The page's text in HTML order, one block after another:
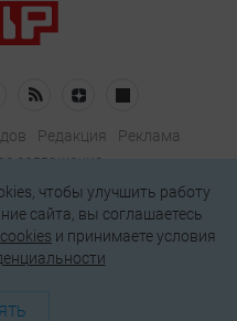
Редакция
Реклама
соглашение
рассылку
стр. 4, помещение I, комн. 23
чтобы улучшить работу
сайта, вы соглашаетесь
и принимаете условия